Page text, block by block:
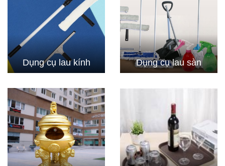
Dụng cụ lau kính Dụng cụ lau sàn